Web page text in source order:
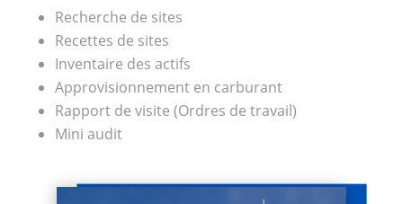
Recherche de sites
Recettes de sites
Inventaire des actifs
Approvisionnement en carburant
Rapport de visite (Ordres de travail)
Mini audit